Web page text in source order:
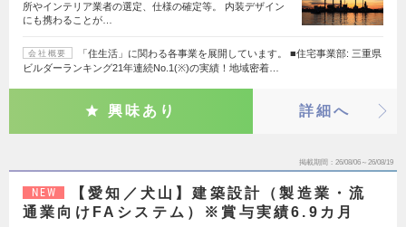
所やインテリア業者の選定、仕様の確定等。 内装デザイン
にも携わることが…
会社概要
「住生活」に関わる各事業を展開しています。 ■住宅事業部: 三重県
ビルダーランキング21年連続No.1(※)の実績！地域密着…
興味あり 詳細へ
掲載期間 26/08/06～26/08/19
NEW
【愛知／犬山】建築設計（製造業・流
通業向けFAシステム）※賞与実績6.9カ月